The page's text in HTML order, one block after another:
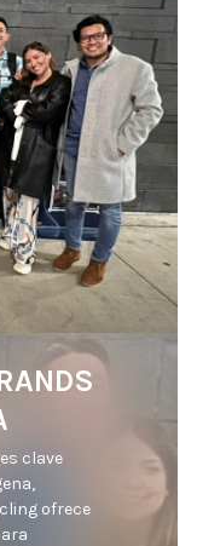
clave
ofrece